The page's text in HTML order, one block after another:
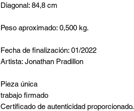
Diagonal: 84,8 cm
Peso aproximado: 0,500 kg.
Fecha de finalización: 01/2022
Artista: Jonathan Pradillon
Pieza única
trabajo firmado
Certificado de autenticidad proporcionado.